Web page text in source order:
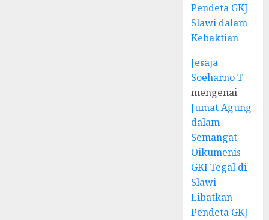
Pendeta GKJ
Slawi dalam
Kebaktian
Jesaja
Soeharno T
mengenai
Jumat Agung
dalam
Semangat
Oikumenis
GKI Tegal di
Slawi
Libatkan
Pendeta GKJ